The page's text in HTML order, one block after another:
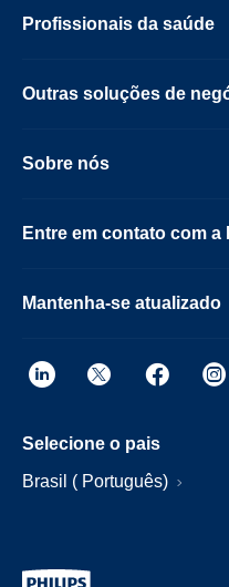
Profissionais da saúde
Outras soluções de
Sobre nós
Entre em contato com a
Mantenha-se atualizado
Selecione o pais
Brasil ( Português)